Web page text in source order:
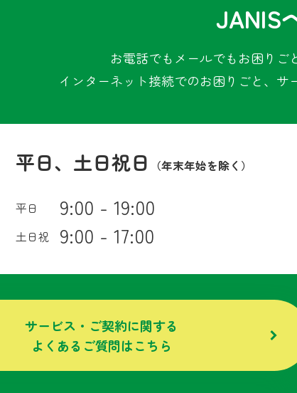
JANIS
お電話でもメールでもお困りご
インターネット接続でのお困りごと、サ
平日、土日祝日 （年末年始を除く）
平日 9:00 - 19:00
土日祝 9:00 - 17:00
サービス・ご契約に関する
よくあるご質問はこちら